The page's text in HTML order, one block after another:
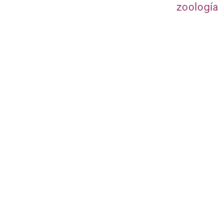
zoología